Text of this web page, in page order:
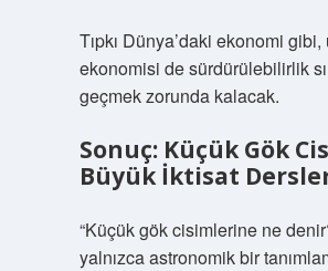
Tıpkı Dünya’daki ekonomi gibi,
ekonomisi de sürdürülebilirlik
geçmek zorunda kalacak.
Sonuç: Küçük Gök
Büyük İktisat
“Küçük gök cisimlerine ne
yalnızca astronomik bir